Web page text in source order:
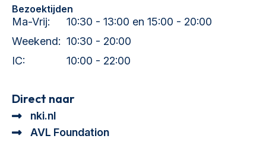
Bezoektijden
Ma-Vrij:
10:30 - 13:00 en 15:00 - 20:00
Weekend: 10:30 - 20:00
IC:
10:00 - 22:00
Direct naar
nki.nl
AVL Foundation